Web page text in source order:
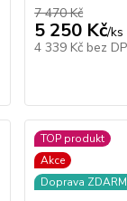
7 470 Kč
5 250 Kč/ks
4 339 Kč bez
TOP produkt
Akce
Doprava